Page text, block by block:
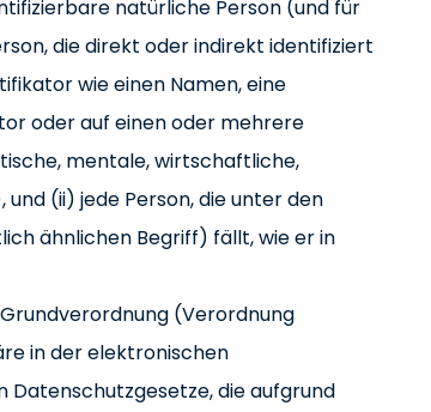
natürliche Person (und für
die direkt oder indirekt identifiziert
wie einen Namen, eine
oder auf einen oder mehrere
mentale, wirtschaftliche,
(ii) jede Person, die unter den
ähnlichen Begriff) fällt, wie er in
(Verordnung
in der elektronischen
Datenschutzgesetze, die aufgrund